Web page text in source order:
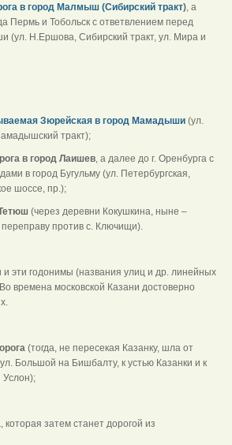
в город Малмыш (Сибирский тракт), а
Пермь и Тобольск с ответвлением перед
(ул. Н.Ершова, Сибирский тракт, ул. Мира и
Зюрейская в город Мамадыши (ул.
тракт);
в город Лаишев, а далее до г. Оренбурга с
в город Бугульму (ул. Петербургская,
шоссе, пр.);
(через деревни Кокушкина, ныне –
против с. Ключищи).
и эти годонимы (названия улиц и др. линейных
времена московской Казани достоверно
(тогда, не пересекая Казанку, шла от
Большой на Бишбалту, к устью Казанки и к
Услон);
, которая затем станет дорогой из